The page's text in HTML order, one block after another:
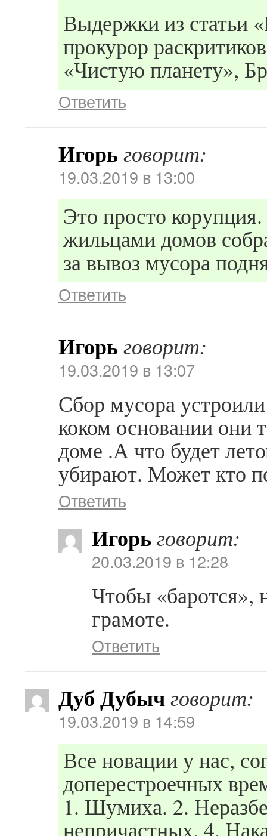
Выдержки из статьи
прокурор
«Чистую планету»,
Ответить
Игорьговорит:
19.03.2019 в 13:00
Это просто
жильцами домов
за вывоз мусора
Ответить
Игорьговорит:
19.03.2019 в 13:07
Сбор мусора
коком основании они
доме .А что будет
убирают. Может кто
Ответить
Игорьговорит:
20.03.2019 в 12:28
Чтобы «баротся»,
грамоте.
Ответить
Дуб Дубычговорит:
19.03.2019 в 14:59
Все новации у нас,
доперестроечных
1. Шумиха. 2.
непричастных. 4.